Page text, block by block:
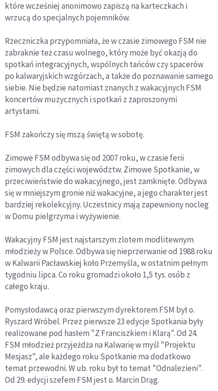
które wcześniej anonimowo zapiszą na karteczkach i
wrzucą do specjalnych pojemników.
Rzeczniczka przypomniała, że w czasie zimowego FSM nie
zabraknie też czasu wolnego, który może być okazją do
spotkań integracyjnych, wspólnych tańców czy spacerów
po kalwaryjskich wzgórzach, a także do poznawanie samego
siebie. Nie będzie natomiast znanych z wakacyjnych FSM
koncertów muzycznych i spotkań z zaproszonymi
artystami.
FSM zakończy się mszą świętą w sobotę.
Zimowe FSM odbywa się od 2007 roku, w czasie ferii
zimowych dla części województw. Zimowe Spotkanie, w
przeciwieństwie do wakacyjnego, jest zamknięte. Odbywa
się w mniejszym gronie niż wakacyjne, a jego charakter jest
bardziej rekolekcyjny. Uczestnicy mają zapewniony nocleg
w Domu pielgrzyma i wyżywienie.
Wakacyjny FSM jest najstarszym zlotem modlitewnym
młodzieży w Polsce. Odbywa się nieprzerwanie od 1988 roku
w Kalwarii Pacławskiej koło Przemyśla, w ostatnim pełnym
tygodniu lipca. Co roku gromadzi około 1,5 tys. osób z
całego kraju.
Pomysłodawcą oraz pierwszym dyrektorem FSM był o.
Ryszard Wróbel. Przez pierwsze 23 edycje Spotkania były
realizowane pod hasłem "Z Franciszkiem i Klarą". Od 24.
FSM młodzież przyjeżdża na Kalwarię w myśl "Projektu
Mesjasz", ale każdego roku Spotkanie ma dodatkowo
temat przewodni. W ub. roku był to temat "Odnalezieni".
Od 29. edycji szefem FSM jest o. Marcin Drąg.